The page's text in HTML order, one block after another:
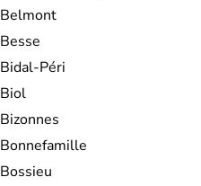
Belmont
Besse
Bidal-Péri
Biol
Bizonnes
Bonnefamille
Bossieu